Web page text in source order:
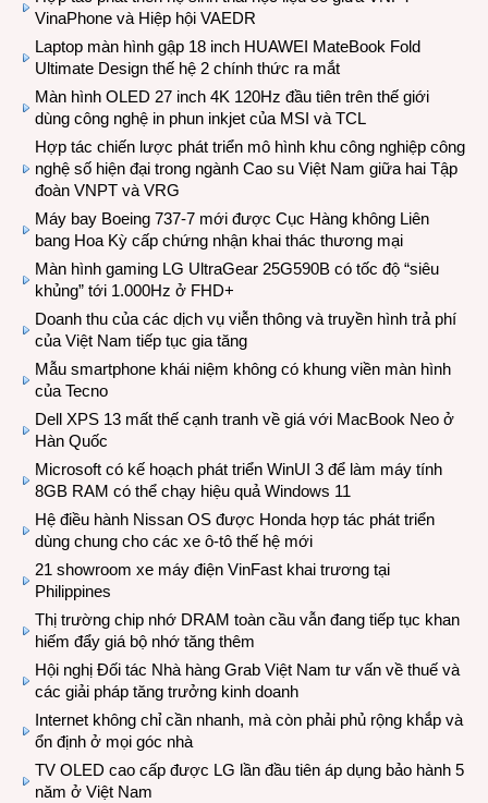
VinaPhone và Hiệp hội VAEDR
Laptop màn hình gập 18 inch HUAWEI MateBook Fold
Ultimate Design thế hệ 2 chính thức ra mắt
Màn hình OLED 27 inch 4K 120Hz đầu tiên trên thế giới
dùng công nghệ in phun inkjet của MSI và TCL
Hợp tác chiến lược phát triển mô hình khu công nghiệp công
nghệ số hiện đại trong ngành Cao su Việt Nam giữa hai Tập
đoàn VNPT và VRG
Máy bay Boeing 737-7 mới được Cục Hàng không Liên
bang Hoa Kỳ cấp chứng nhận khai thác thương mại
Màn hình gaming LG UltraGear 25G590B có tốc độ “siêu
khủng” tới 1.000Hz ở FHD+
Doanh thu của các dịch vụ viễn thông và truyền hình trả phí
của Việt Nam tiếp tục gia tăng
Mẫu smartphone khái niệm không có khung viền màn hình
của Tecno
Dell XPS 13 mất thế cạnh tranh về giá với MacBook Neo ở
Hàn Quốc
Microsoft có kế hoạch phát triển WinUI 3 để làm máy tính
8GB RAM có thể chạy hiệu quả Windows 11
Hệ điều hành Nissan OS được Honda hợp tác phát triển
dùng chung cho các xe ô-tô thế hệ mới
21 showroom xe máy điện VinFast khai trương tại
Philippines
Thị trường chip nhớ DRAM toàn cầu vẫn đang tiếp tục khan
hiếm đẩy giá bộ nhớ tăng thêm
Hội nghị Đối tác Nhà hàng Grab Việt Nam tư vấn về thuế và
các giải pháp tăng trưởng kinh doanh
Internet không chỉ cần nhanh, mà còn phải phủ rộng khắp và
ổn định ở mọi góc nhà
TV OLED cao cấp được LG lần đầu tiên áp dụng bảo hành 5
năm ở Việt Nam